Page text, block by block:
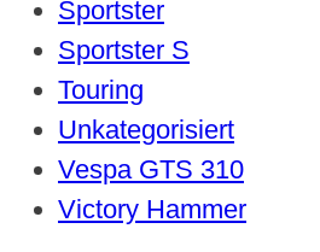
Sportster
Sportster S
Touring
Unkategorisiert
Vespa GTS 310
Victory Hammer